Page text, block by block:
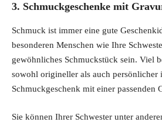
3. Schmuckgeschenke mit
Schmuck ist immer eine gute
besonderen Menschen wie Ihre
gewöhnliches Schmuckstück sein. Viel
sowohl origineller als auch persönlicher
Schmuckgeschenk mit einer passenden
Sie können Ihrer Schwester unter